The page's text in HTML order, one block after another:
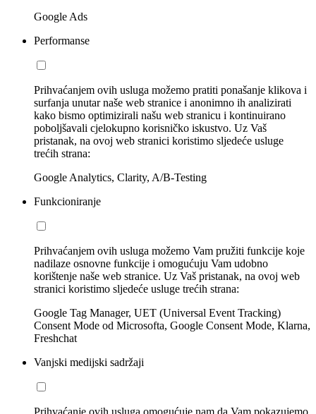
Google Ads
Performanse
Prihvaćanjem ovih usluga možemo pratiti ponašanje klikova i
surfanja unutar naše web stranice i anonimno ih analizirati
kako bismo optimizirali našu web stranicu i kontinuirano
poboljšavali cjelokupno korisničko iskustvo. Uz Vaš
pristanak, na ovoj web stranici koristimo sljedeće usluge
trećih strana:
Google Analytics, Clarity, A/B-Testing
Funkcioniranje
Prihvaćanjem ovih usluga možemo Vam pružiti funkcije koje
nadilaze osnovne funkcije i omogućuju Vam udobno
korištenje naše web stranice. Uz Vaš pristanak, na ovoj web
stranici koristimo sljedeće usluge trećih strana:
Google Tag Manager, UET (Universal Event Tracking)
Consent Mode od Microsofta, Google Consent Mode, Klarna,
Freshchat
Vanjski medijski sadržaji